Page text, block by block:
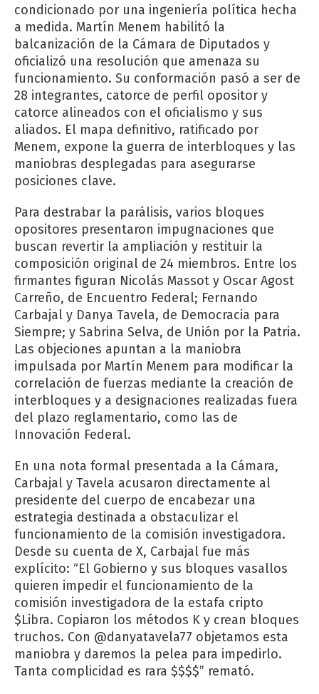
condicionado por una ingeniería política hecha
a medida. Martín Menem habilitó la
balcanización de la Cámara de Diputados y
oficializó una resolución que amenaza su
funcionamiento. Su conformación pasó a ser de
28 integrantes, catorce de perfil opositor y
catorce alineados con el oficialismo y sus
aliados. El mapa definitivo, ratificado por
Menem, expone la guerra de interbloques y las
maniobras desplegadas para asegurarse
posiciones clave.
Para destrabar la parálisis, varios bloques
opositores presentaron impugnaciones que
buscan revertir la ampliación y restituir la
composición original de 24 miembros. Entre los
firmantes figuran Nicolás Massot y Oscar Agost
Carreño, de Encuentro Federal; Fernando
Carbajal y Danya Tavela, de Democracia para
Siempre; y Sabrina Selva, de Unión por la Patria.
Las objeciones apuntan a la maniobra
impulsada por Martín Menem para modificar la
correlación de fuerzas mediante la creación de
interbloques y a designaciones realizadas fuera
del plazo reglamentario, como las de
Innovación Federal.
En una nota formal presentada a la Cámara,
Carbajal y Tavela acusaron directamente al
presidente del cuerpo de encabezar una
estrategia destinada a obstaculizar el
funcionamiento de la comisión investigadora.
Desde su cuenta de X, Carbajal fue más
explícito: “El Gobierno y sus bloques vasallos
quieren impedir el funcionamiento de la
comisión investigadora de la estafa cripto
$Libra. Copiaron los métodos K y crean bloques
truchos. Con @danyatavela77 objetamos esta
maniobra y daremos la pelea para impedirlo.
Tanta complicidad es rara $$$$” remató.